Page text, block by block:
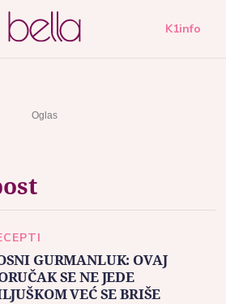
K1info
GURMANLUK: OVAJ
SE NE JEDE
VEĆ SE BRIŠE